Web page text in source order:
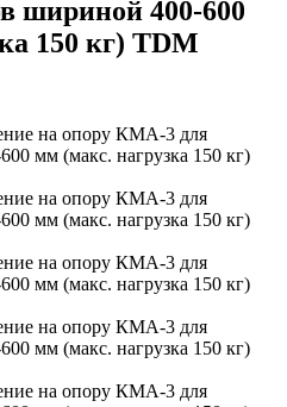
шириной 400-600
150 кг) TDM